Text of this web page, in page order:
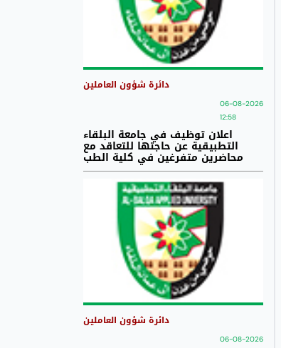
دائرة شؤون العاملين
06-08-2026
12:58
اعلان توظيف في جامعة البلقاء
التطبيقية عن حاجتها للتعاقد مع
محاضرين متفرغين في كلية الطب
دائرة شؤون العاملين
06-08-2026